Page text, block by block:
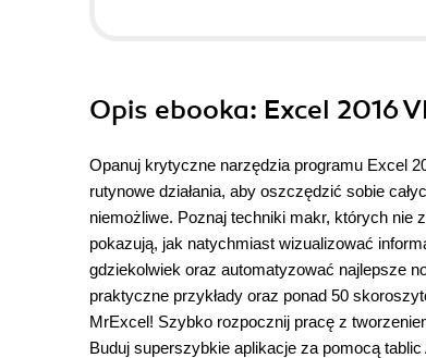
Opis ebooka: Excel 2016
Opanuj krytyczne narzędzia programu Excel
rutynowe działania, aby oszczędzić sobie
niemożliwe. Poznaj techniki makr, których nie
pokazują, jak natychmiast wizualizować
gdziekolwiek oraz automatyzować najlepsze
praktyczne przykłady oraz ponad 50
MrExcel! Szybko rozpocznij pracę z
Buduj superszybkie aplikacje za pomocą